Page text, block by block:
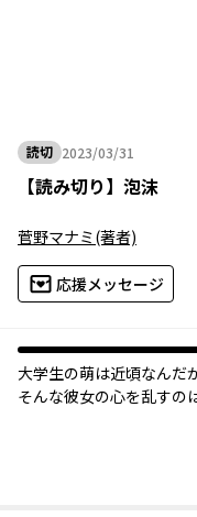
読切 2023/03/31
2023年03月31日
【読み切り】 泡沫
菅野マナミ(著者)
応援メッセージ
大学生の萌は近頃なんだ
そんな彼女の心を乱す